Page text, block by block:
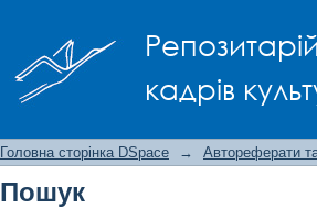
кадрів
Головна сторінка DSpace → Автореферати
Пошук